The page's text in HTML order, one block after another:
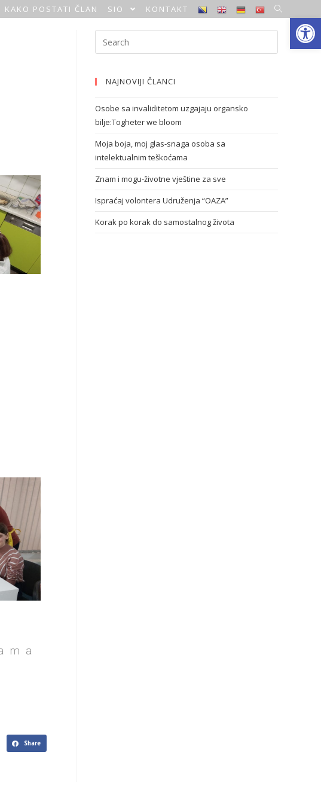
Open toolbar
KAKO POSTATI ČLAN SIO KONTAKT
Share
NAJNOVIJI ČLANCI
Osobe sa invaliditetom uzgajaju organsko
bilje:Togheter we bloom
Moja boja, moj glas-snaga osoba sa
intelektualnim teškoćama
Znam i mogu-životne vještine za sve
Ispraćaj volontera Udruženja “OAZA”
Korak po korak do samostalnog života